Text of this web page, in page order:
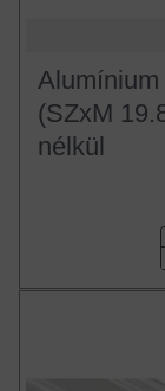
(SZxM
nélkül